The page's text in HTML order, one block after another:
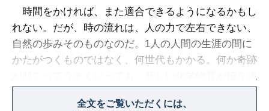
時間をかければ、また適合できるようになるかもし
れない。だが、時の流れは、人の力で左右できない、
自然の歩みそのものなのだ。1人の人間の生涯の間に
かたがつくものではなく、何世代もかかる。何か奇跡
が起こってうまくいっても、新しい化学物質が後を絶
全文をご覧いただくには、